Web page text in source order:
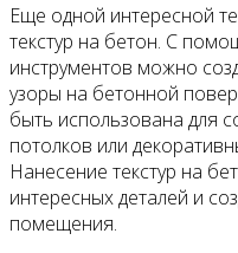
Еще одной интересной
текстур на бетон. С
инструментов можно
узоры на бетонной
быть использована для
потолков или
Нанесение текстур на
интересных деталей и
помещения.